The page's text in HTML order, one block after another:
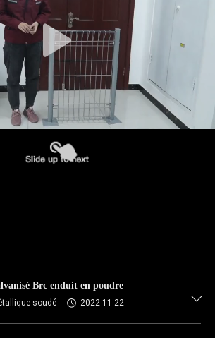
Brc enduit en poudre
soudé 2022-11-22